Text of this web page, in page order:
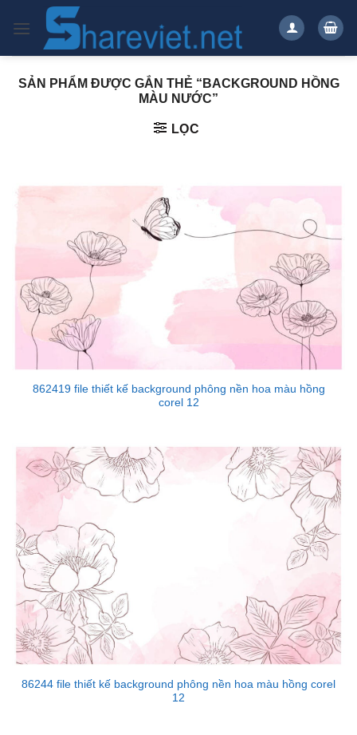
qua
SẢN PHẨM ĐƯỢC GẮN THẺ “BACKGROUND HỒNG
MÀU NƯỚC”
LỌC
862419 file thiết kế background phông nền hoa màu hồng
corel 12
86244 file thiết kế background phông nền hoa màu hồng corel
12